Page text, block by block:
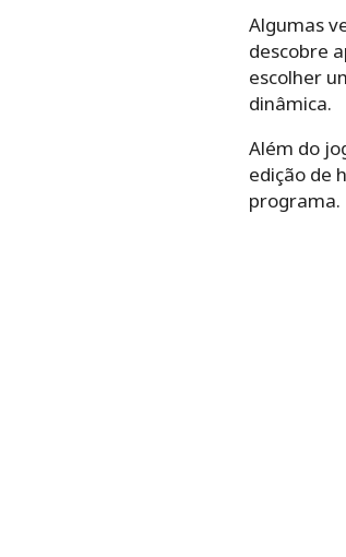
Algumas
descobre
escolher
dinâmica.
Além do
edição de
programa.